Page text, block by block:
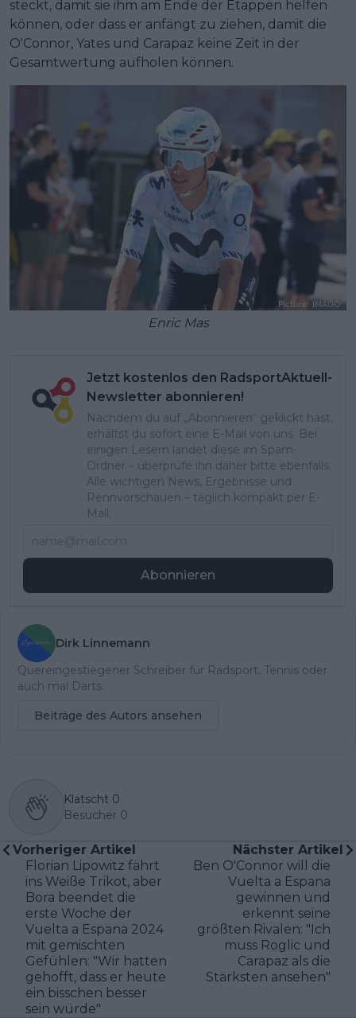
steckt, damit sie ihm am Ende der Etappen helfen
können, oder dass er anfängt zu ziehen, damit die
O'Connor, Yates und Carapaz keine Zeit in der
Gesamtwertung aufholen können.
Enric Mas
Jetzt kostenlos den RadsportAktuell-
Newsletter abonnieren!
Nachdem du auf „Abonnieren“ geklickt hast,
erhältst du sofort eine E-Mail von uns. Bei
einigen Lesern landet diese im Spam-
Ordner – überprüfe ihn daher bitte ebenfalls.
Alle wichtigen News, Ergebnisse und
Rennvorschauen – täglich kompakt per E-
Mail.
Abonnieren
Dirk Linnemann
Quereingestiegener Schreiber für Radsport, Tennis oder
auch mal Darts.
Beiträge des Autors ansehen
Klatscht 0
Besucher 0
Vorheriger Artikel
Florian Lipowitz fährt
ins Weiße Trikot, aber
Bora beendet die
erste Woche der
Vuelta a Espana 2024
mit gemischten
Gefühlen: "Wir hatten
gehofft, dass er heute
ein bisschen besser
sein würde"
Nächster Artikel
Ben O'Connor will die
Vuelta a Espana
gewinnen und
erkennt seine
größten Rivalen: "Ich
muss Roglic und
Carapaz als die
Stärksten ansehen"